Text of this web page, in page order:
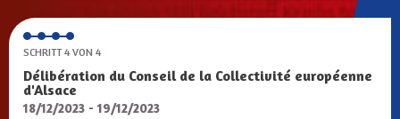
SCHRITT 4 VON 4
Délibération du Conseil de la Collectivité européenne
d'Alsace
18/12/2023 - 19/12/2023